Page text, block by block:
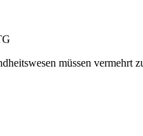
müssen vermehrt